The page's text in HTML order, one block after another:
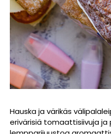
Hauska ja värikäs
erivärisiä tomaattisiivuja ja